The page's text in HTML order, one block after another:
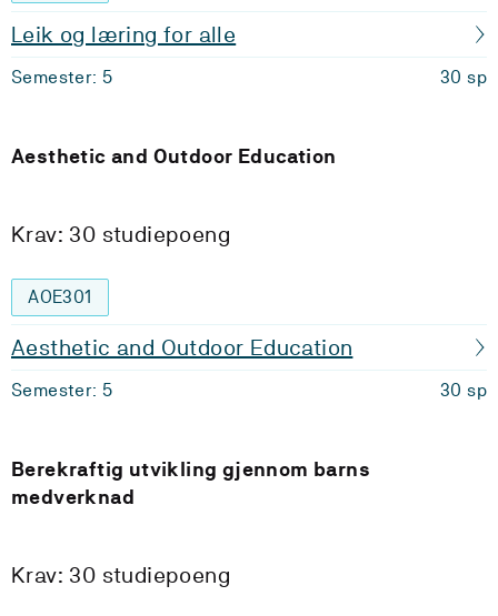
Leik og læring for alle
Semester: 5 30 sp
Aesthetic and Outdoor Education
Krav: 30 studiepoeng
AOE301
Aesthetic and Outdoor Education
Semester: 5 30 sp
Berekraftig utvikling gjennom barns
medverknad
Krav: 30 studiepoeng